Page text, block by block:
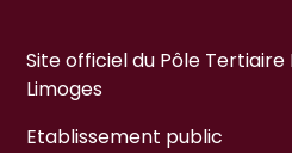
Site officiel du Pôle
Limoges
Etablissement public